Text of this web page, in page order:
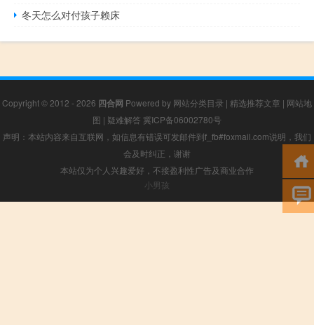
冬天怎么对付孩子赖床
Copyright © 2012 - 2026 四合网 Powered by 网站分类目录 | 精选推荐文章 | 网站地
图 | 疑难解答 冀ICP备06002780号
声明：本站内容来自互联网，如信息有错误可发邮件到f_fb#foxmail.com说明，我们
会及时纠正，谢谢
本站仅为个人兴趣爱好，不接盈利性广告及商业合作
小男孩